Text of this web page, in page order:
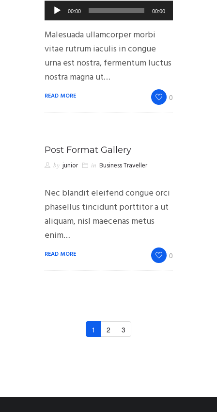
Reprodutor
de
áudio
00:00 00:00
Malesuada ullamcorper morbi
vitae rutrum iaculis in congue
urna est nostra, fermentum luctus
nostra magna ut…
READ MORE 0
Post Format Gallery
by junior in Business Traveller
Nec blandit eleifend congue orci
phasellus tincidunt porttitor a ut
aliquam, nisl maecenas metus
enim…
READ MORE 0
1 2 3